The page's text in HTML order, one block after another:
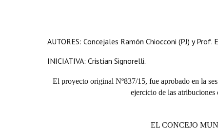
AUTORES: Concejales Ramón Chiocconi (PJ) y Prof.
INICIATIVA: Cristian Signorelli.
El proyecto original Nº837/15, fue aprobado en la
ejercicio de las
EL CONCEJO